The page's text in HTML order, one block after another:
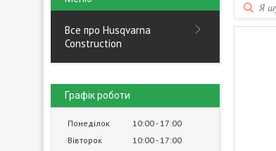
Все про Husqvarna
Construction
Графік роботи
Понеділок 10:00 17:00
Вівторок
10:00 17:00